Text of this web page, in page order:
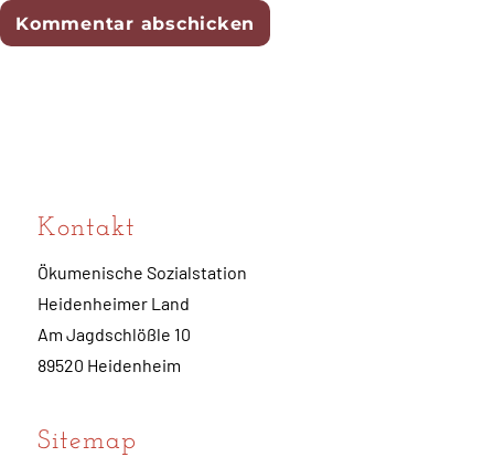
Kontakt
Ökumenische Sozialstation
Heidenheimer Land
Am Jagdschlößle 10
89520 Heidenheim
Sitemap